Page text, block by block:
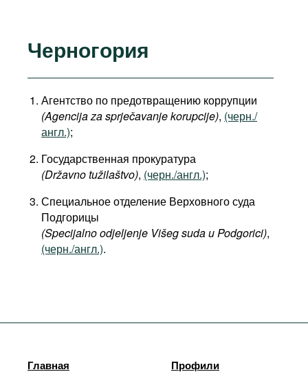
Черногория
Агентство по предотвращению коррупции
(Agencija za sprječavanje korupcije), (черн./
англ.);
Государственная прокуратура
(Državno tužilaštvo), (черн./англ.);
Специальное отделение Верховного суда
Подгорицы
(Specijalno odjeljenje Višeg suda u Podgorici),
(черн./англ.).
Главная Профили